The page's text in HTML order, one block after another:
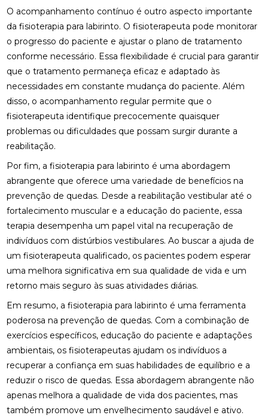
O acompanhamento contínuo é outro aspecto importante
da fisioterapia para labirinto. O fisioterapeuta pode monitorar
o progresso do paciente e ajustar o plano de tratamento
conforme necessário. Essa flexibilidade é crucial para garantir
que o tratamento permaneça eficaz e adaptado às
necessidades em constante mudança do paciente. Além
disso, o acompanhamento regular permite que o
fisioterapeuta identifique precocemente quaisquer
problemas ou dificuldades que possam surgir durante a
reabilitação.
Por fim, a fisioterapia para labirinto é uma abordagem
abrangente que oferece uma variedade de benefícios na
prevenção de quedas. Desde a reabilitação vestibular até o
fortalecimento muscular e a educação do paciente, essa
terapia desempenha um papel vital na recuperação de
indivíduos com distúrbios vestibulares. Ao buscar a ajuda de
um fisioterapeuta qualificado, os pacientes podem esperar
uma melhora significativa em sua qualidade de vida e um
retorno mais seguro às suas atividades diárias.
Em resumo, a fisioterapia para labirinto é uma ferramenta
poderosa na prevenção de quedas. Com a combinação de
exercícios específicos, educação do paciente e adaptações
ambientais, os fisioterapeutas ajudam os indivíduos a
recuperar a confiança em suas habilidades de equilíbrio e a
reduzir o risco de quedas. Essa abordagem abrangente não
apenas melhora a qualidade de vida dos pacientes, mas
também promove um envelhecimento saudável e ativo.
TRATAMENTO PODE MELHORAR SEU EQUILÍBRIO E
BEM-ESTAR
FISIOTERAPIA PARA LABIRINTITE: COMO O
TRATAMENTO PODE MELHORAR SEU EQUILÍBRIO E
QUALIDADE DE VIDA
FISIOTERAPIA PARA LABIRINTITE: MELHORE SEU
EQUILÍBRIO
FISIOTERAPIA PARA LABIRINTO: BENEFÍCIOS E
TRATAMENTOS
FISIOTERAPIA PARA LABIRINTO: COMO O
TRATAMENTO PODE MELHORAR O EQUILÍBRIO E
BEM-ESTAR
FISIOTERAPIA PARA LABIRINTO: COMO O
TRATAMENTO PODE MELHORAR SEU EQUILÍBRIO E
BEM-ESTAR
FISIOTERAPIA PARA LABIRINTO: COMO TRATAR E
PREVENIR DISTÚRBIOS VESTIBULARES
FISIOTERAPIA PARA LABIRINTO: COMO TRATAR E
PREVENIR DISTÚRBIOS VESTIBULARES
FISIOTERAPIA PARA LABIRINTO: SAIBA COMO O
TRATAMENTO PODE MELHORAR O EQUILÍBRIO E
BEM-ESTAR
EFICAZ